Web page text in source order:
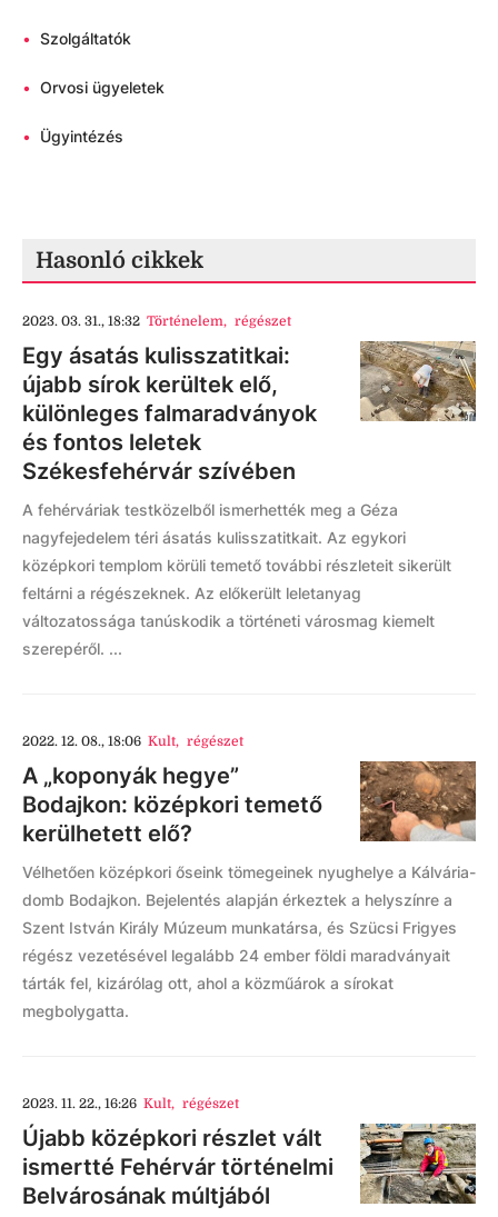
• Szolgáltatók
• Orvosi ügyeletek
• Ügyintézés
Hasonló cikkek
2023. 03. 31., 18:32 Történelem, régészet
Egy ásatás kulisszatitkai:
újabb sírok kerültek elő,
különleges falmaradványok
és fontos leletek
Székesfehérvár szívében
A fehérváriak testközelből ismerhették meg a Géza
nagyfejedelem téri ásatás kulisszatitkait. Az egykori
középkori templom körüli temető további részleteit sikerült
feltárni a régészeknek. Az előkerült leletanyag
változatossága tanúskodik a történeti városmag kiemelt
szerepéről. ...
2022. 12. 08., 18:06 Kult, régészet
A „koponyák hegye”
Bodajkon: középkori temető
kerülhetett elő?
Vélhetően középkori őseink tömegeinek nyughelye a Kálvária-
domb Bodajkon. Bejelentés alapján érkeztek a helyszínre a
Szent István Király Múzeum munkatársa, és Szücsi Frigyes
régész vezetésével legalább 24 ember földi maradványait
tárták fel, kizárólag ott, ahol a közműárok a sírokat
megbolygatta.
2023. 11. 22., 16:26 Kult, régészet
Újabb középkori részlet vált
ismertté Fehérvár történelmi
Belvárosának múltjából